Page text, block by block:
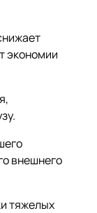
экономии
внешнего
тяжелых